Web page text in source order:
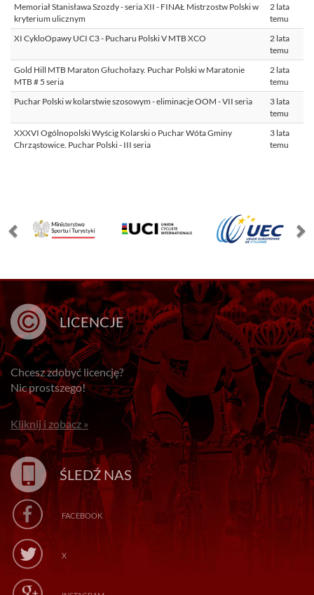
Memoriał Stanisława Szozdy - seria XII - FINAŁ Mistrzostw Polski w
kryterium ulicznym
2 lata
temu
XI CykloOpawy UCI C3 - Pucharu Polski V MTB XCO
2 lata
temu
Gold Hill MTB Maraton Głuchołazy. Puchar Polski w Maratonie
MTB # 5 seria
2 lata
temu
Puchar Polski w kolarstwie szosowym - eliminacje OOM - VII seria
3 lata
temu
XXXVI Ogólnopolski Wyścig Kolarski o Puchar Wóta Gminy
Chrząstowice. Puchar Polski - III seria
3 lata
temu
LICENCJE
Chcesz zdobyć licencję?
Nic prostszego!
Kliknij i zobacz »
ŚLEDŹ NAS
FACEBOOK
X